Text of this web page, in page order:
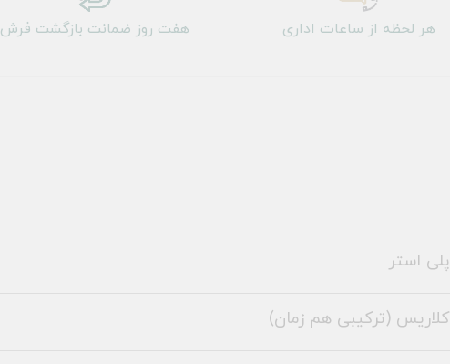
هر لحظه از ساعات اداری هفت روز ضمانت بازگشت فرش
پلی استر
کلاریس (ترکیبی هم زمان)